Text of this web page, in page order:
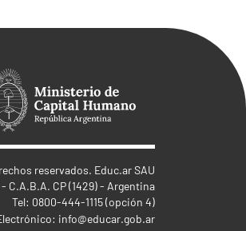
reservados. Educ.ar SAU
C.A.B.A. CP (1429) - Argentina
Tel: 0800-444-1115 (opción 4)
info@educar.gob.ar